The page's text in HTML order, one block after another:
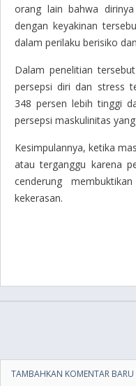
orang lain bahwa
dengan keyakinan
dalam perilaku berisiko
Dalam penelitian
persepsi diri dan stress
348 persen lebih tinggi
persepsi maskulinitas
Kesimpulannya, ketika
atau terganggu karena
cenderung
kekerasan.
TAMBAHKAN KOMENTAR BARU